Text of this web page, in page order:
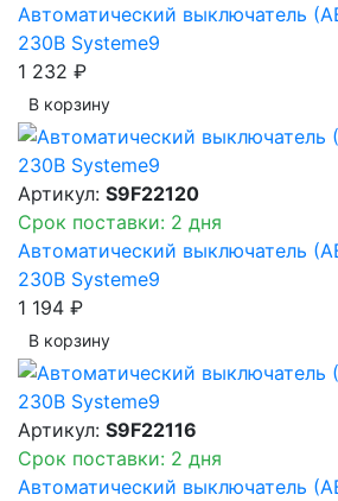
Автоматический выключатель
230В Systeme9
1 232 ₽
В корзинy
Артикул: S9F22120
Срок поставки: 2 дня
Автоматический выключатель
230В Systeme9
1 194 ₽
В корзинy
Артикул: S9F22116
Срок поставки: 2 дня
Автоматический выключатель